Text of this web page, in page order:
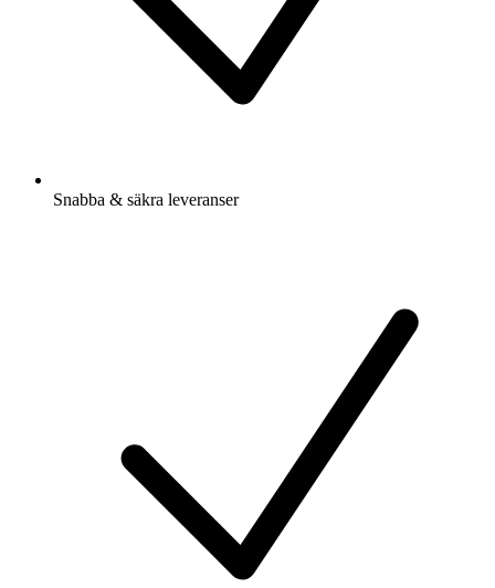
Snabba & säkra leveranser